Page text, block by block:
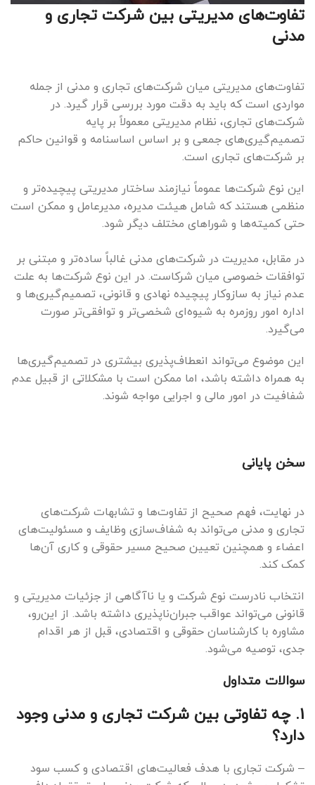
تفاوت‌های مدیریتی بین شرکت تجاری و
مدنی
تفاوت‌های مدیریتی میان شرکت‌های تجاری و مدنی از جمله
مواردی است که باید به دقت مورد بررسی قرار گیرد. در
شرکت‌های تجاری، نظام مدیریتی معمولاً بر پایه
تصمیم‌گیری‌های جمعی و بر اساس اساسنامه و قوانین حاکم
بر شرکت‌های تجاری است.
این نوع شرکت‌ها عموماً نیازمند ساختار مدیریتی پیچیده‌تر و
منظمی هستند که شامل هیئت مدیره، مدیرعامل و ممکن است
حتی کمیته‌ها و شوراهای مختلف دیگر شود.
در مقابل، مدیریت در شرکت‌های مدنی غالباً ساده‌تر و مبتنی بر
توافقات خصوصی میان شرکاست. در این نوع شرکت‌ها به علت
عدم نیاز به سازوکار پیچیده نهادی و قانونی، تصمیم‌گیری‌ها و
اداره امور روزمره به شیوه‌ای شخصی‌تر و توافقی‌تر صورت
می‌گیرد.
این موضوع می‌تواند انعطاف‌پذیری بیشتری در تصمیم‌گیری‌ها
به همراه داشته باشد، اما ممکن است با مشکلاتی از قبیل عدم
شفافیت در امور مالی و اجرایی مواجه شوند.
سخن پایانی
در نهایت، فهم صحیح از تفاوت‌ها و تشابهات شرکت‌های
تجاری و مدنی می‌تواند به شفاف‌سازی وظایف و مسئولیت‌های
اعضاء و همچنین تعیین صحیح مسیر حقوقی و کاری آن‌ها
کمک کند.
انتخاب نادرست نوع شرکت و یا ناآگاهی از جزئیات مدیریتی و
قانونی می‌تواند عواقب جبران‌ناپذیری داشته باشد. از این‌رو،
مشاوره با کارشناسان حقوقی و اقتصادی، قبل از هر اقدام
جدی، توصیه می‌شود.
سوالات متداول
1. چه تفاوتی بین شرکت تجاری و مدنی وجود
دارد؟
– شرکت تجاری با هدف فعالیت‌های اقتصادی و کسب سود